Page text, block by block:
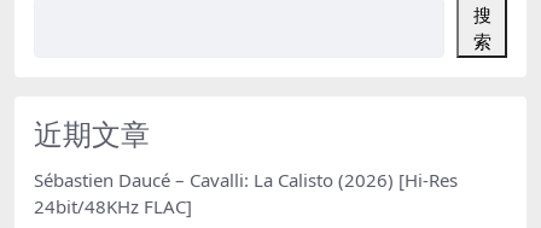
搜
索
近期文章
Sébastien Daucé – Cavalli: La Calisto (2026) [Hi-Res
24bit/48KHz FLAC]